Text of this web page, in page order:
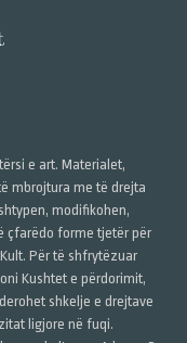
e art. Materialet,
mbrojtura me të drejta
modifikohen,
çfarëdo forme tjetër për
Për të shfrytëzuar
Kushtet e përdorimit,
shkelje e drejtave
ligjore në fuqi.